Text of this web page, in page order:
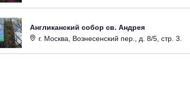
Англиканский собор св. Андрея
г. Москва, Вознесенский пер., д. 8/5, стр. 3.